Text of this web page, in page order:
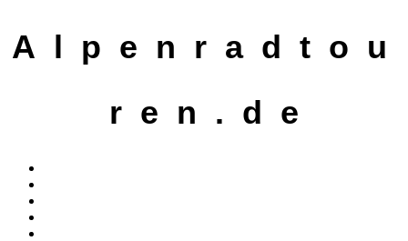
A l p e n r a d t o u
r e n . d e